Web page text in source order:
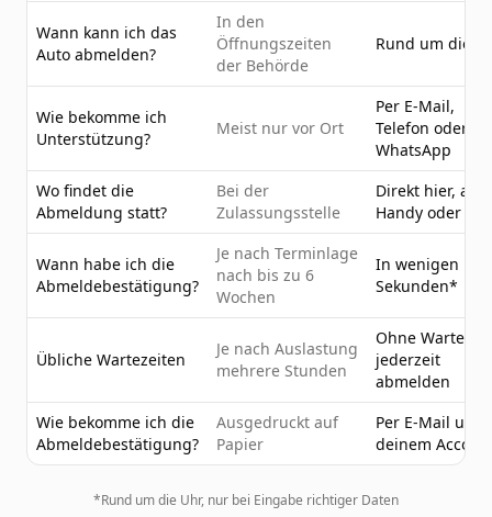
Wann kann ich das
Auto abmelden?
In den
Öffnungszeiten
der Behörde
Rund um die
Wie bekomme ich
Unterstützung?
Meist nur vor Ort
Per E-Mail,
Telefon oder
WhatsApp
Wo findet die
Abmeldung statt?
Bei der
Zulassungsstelle
Direkt hier, am
Handy oder PC
Wann habe ich die
Abmeldebestätigung?
Je nach Terminlage
nach bis zu 6
Wochen
In wenigen
Sekunden*
Übliche Wartezeiten
Je nach Auslastung
mehrere Stunden
Ohne Wartezeit
jederzeit
abmelden
Wie bekomme ich die
Abmeldebestätigung?
Ausgedruckt auf
Papier
Per E-Mail und
deinem
*Rund um die Uhr, nur bei Eingabe richtiger Daten